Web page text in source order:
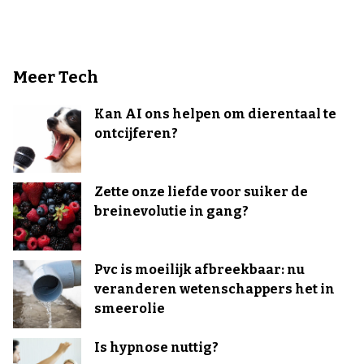
Meer Tech
Kan AI ons helpen om dierentaal te
ontcijferen?
Zette onze liefde voor suiker de
breinevolutie in gang?
Pvc is moeilijk afbreekbaar: nu
veranderen wetenschappers het in
smeerolie
Is hypnose nuttig?